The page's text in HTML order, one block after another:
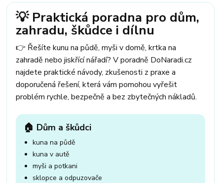
mravenci a mšice
uhlíky do nářadí
uhlíky do nařadí
uhlíky do vysavače
uhlíky do pračky uhlíky do
uhlíky parkside
uhlíky ferm uhlíky makita
uhlíkové kartáče
kde sehnat uhlíky
kde koupit uhlíky
💡 Praktická poradna pro dům,
zahradu, škůdce i dílnu
👉 Řešíte kunu na půdě, myši v domě, krtka na
zahradě nebo jiskřící nářadí? V poradně DoNaradi.cz
najdete praktické návody, zkušenosti z praxe a
doporučená řešení, která vám pomohou vyřešit
problém rychle, bezpečně a bez zbytečných nákladů.
🏠 Dům a škůdci
kuna na půdě
kuna v autě
myši a potkani
sklopce a odpuzovače